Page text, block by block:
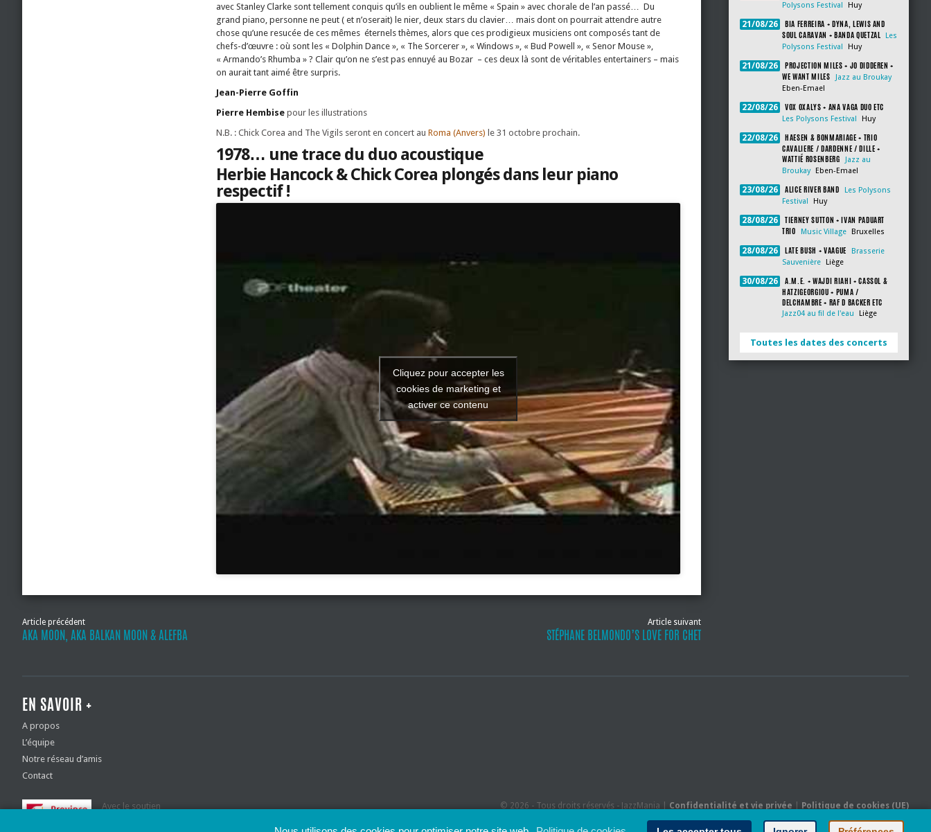
avec Stanley Clarke sont tellement conquis qu’ils en oublient le même « Spain » avec chorale de l’an passé… Du
grand piano, personne ne peut ( et n’oserait) le nier, deux stars du clavier… mais dont on pourrait attendre autre
chose qu’une resucée de ces mêmes éternels thèmes, alors que ces prodigieux musiciens ont composés tant de
chefs-d’œuvre : où sont les « Dolphin Dance », « The Sorcerer », « Windows », « Bud Powell », « Senor Mouse »,
« Armando’s Rhumba » ? Clair qu’on ne s’est pas ennuyé au Bozar – ces deux là sont de véritables entertainers – mais
on aurait tant aimé être surpris.
Jean-Pierre Goffin
Pierre Hembise pour les illustrations
N.B. : Chick Corea and The Vigils seront en concert au Roma (Anvers) le 31 octobre prochain.
1978… une trace du duo acoustique
Herbie Hancock & Chick Corea plongés dans leur piano
respectif !
Cliquez pour accepter les
cookies de marketing et
activer ce contenu
Article précédent
AKA MOON, AKA BALKAN MOON & ALEFBA
Article suivant
STÉPHANE BELMONDO’S LOVE FOR CHET
Polysons Festival
Huy
21/08/26
BIA FERREIRA + DYNA, LEWIS AND
SOUL CARAVAN + BANDA QUETZAL
Les
Polysons Festival
Huy
21/08/26
PROJECTION MILES + JO DIDDEREN +
WE WANT MILES
Jazz au Broukay
Eben-Emael
22/08/26 VOX OXALYS + ANA VAGA DUO ETC
Les Polysons Festival Huy
22/08/26
HAESEN & BONMARIAGE + TRIO
CAVALIERE / DARDENNE / DILLE +
WATTIÉ ROSENBERG
Jazz au
Broukay
Eben-Emael
23/08/26 ALICE RIVER BAND
Les Polysons
Festival
Huy
28/08/26
TIERNEY SUTTON + IVAN PADUART
TRIO
Music Village Bruxelles
28/08/26 LATE BUSH + VAAGUE
Brasserie
Sauvenière
Liège
30/08/26
A.M.E. + WAJDI RIAHI + CASSOL &
HATZIGEORGIOU + PUMA /
DELCHAMBRE + RAF D BACKER ETC
Jazz04 au fil de l'eau Liège
Toutes les dates des concerts
EN SAVOIR +
A propos
L’équipe
Notre réseau d’amis
Contact
Avec le soutien
© 2026 - Tous droits réservés - JazzMania | Confidentialité et vie privée
Politique de cookies (UE)
Hébergé parBehostings.com